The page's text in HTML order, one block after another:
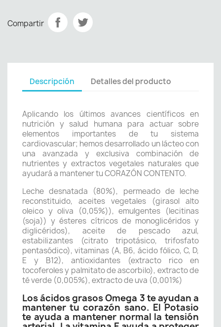
Compartir
Descripción Detalles del producto
Aplicando los últimos avances científicos en
nutrición y salud humana para actuar sobre
elementos importantes de tu sistema
cardiovascular; hemos desarrollado un lácteo con
una avanzada y exclusiva combinación de
nutrientes y extractos vegetales naturales que
ayudará a mantener tu CORAZÓN CONTENTO.
Leche desnatada (80%), permeado de leche
reconstituido, aceites vegetales (girasol alto
oleico y oliva (0,05%)), emulgentes (lecitinas
(soja)) y ésteres cítricos de monoglicéridos y
diglicéridos), aceite de pescado azul,
estabilizantes (citrato tripotásico, trifosfato
pentasódico), vitaminas (A, B6, ácido fólico, C, D,
E y B12), antioxidantes (extracto rico en
tocoferoles y palmitato de ascorbilo), extracto de
té verde (0,005%), extracto de uva (0,001%)
Los ácidos grasos Omega 3 te ayudan a
mantener tu corazón sano. El Potasio
te ayuda a mantener normal la tensión